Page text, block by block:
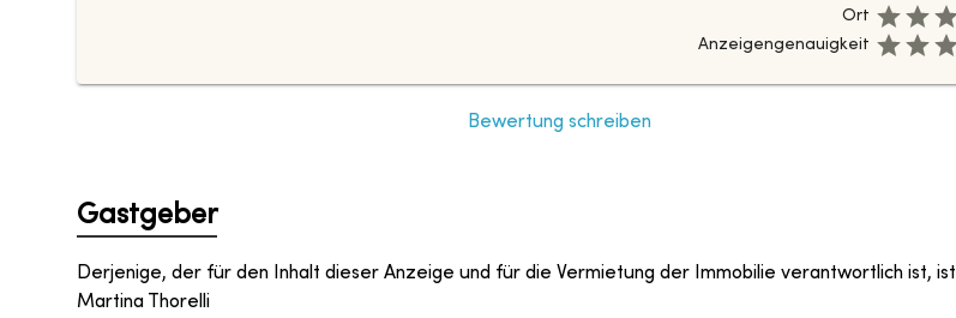
Ort
Anzeigengenauigkeit
Bewertung schreiben
Gastgeber
Derjenige, der für den Inhalt dieser Anzeige und für die Vermietung der Immobilie verantwortlich ist, ist
Martina Thorelli